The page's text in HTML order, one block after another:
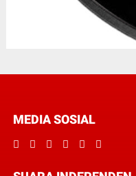
MEDIA SOSIAL